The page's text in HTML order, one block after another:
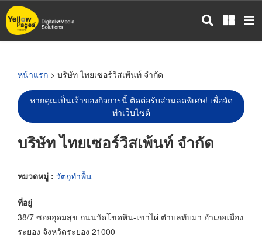
ข้าม
ไป
หน้าแรก > บริษัท ไทยเซอร์วิสเพ้นท์ จำกัด
หากคุณเป็นเจ้าของกิจการนี้ ติดต่อรับส่วนลดพิเศษ! เพื่อจัด
ทำเว็บไซต์
บริษัท ไทยเซอร์วิสเพ้นท์ จำกัด
หมวดหมู่ : วัตถุทำพื้น
ที่อยู่
38/7 ซอยอุดมสุข ถนนวัดโขดหิน-เขาไผ่ ตำบลทับมา อำเภอเมือง
ระยอง จังหวัดระยอง 21000